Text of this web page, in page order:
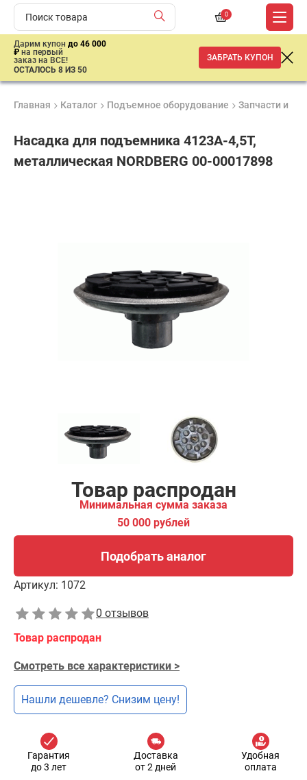
0
Дарим купон до 46 000
₽ на первый
заказ на ВСЕ!
ОСТАЛОСЬ 8 ИЗ 50
ЗАБРАТЬ КУПОН
Главная Каталог Подъемное оборудование Запчасти и
Насадка для подъемника 4123A-4,5T,
металлическая NORDBERG 00-00017898
Товар распродан
Минимальная сумма заказа
50 000 рублей
Подобрать аналог
Артикул: 1072
0 отзывов
Товар распродан
Смотреть все характеристики >
Нашли дешевле? Снизим цену!
Гарантия
до 3 лет
Доставка
от 2 дней
Удобная
оплата
Подобрать аналог